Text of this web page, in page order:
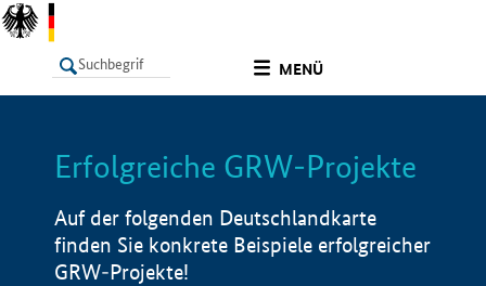
MENÜ
LISTE Info
Erfolgreiche GRW-Projekte
Auf der folgenden Deutschlandkarte
finden Sie konkrete Beispiele erfolgreicher
GRW-Projekte!